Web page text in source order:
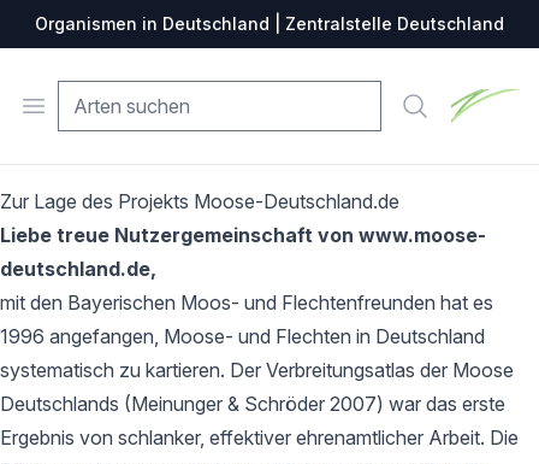
Organismen in Deutschland | Zentralstelle Deutschland
Open menu Suche
Zur Lage des Projekts Moose-Deutschland.de
Liebe treue Nutzergemeinschaft von www.moose-
deutschland.de,
mit den Bayerischen Moos- und Flechtenfreunden hat es
1996 angefangen, Moose- und Flechten in Deutschland
systematisch zu kartieren. Der Verbreitungsatlas der Moose
Deutschlands (Meinunger & Schröder 2007) war das erste
Ergebnis von schlanker, effektiver ehrenamtlicher Arbeit. Die